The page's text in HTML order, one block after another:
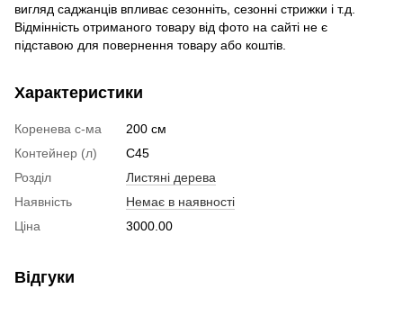
вигляд саджанців впливає сезонніть, сезонні стрижки і т.д.
Відмінність отриманого товару від фото на сайті не є
підставою для повернення товару або коштів.
Характеристики
Коренева с-ма
200 см
Контейнер (л)
C45
Розділ
Листяні дерева
Наявність
Немає в наявності
Ціна
3000.00
Відгуки